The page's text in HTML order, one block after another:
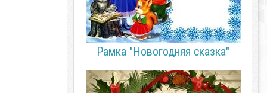
Рамка "Новогодняя сказка"